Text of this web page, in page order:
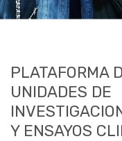
RRHH
ACCESO PERSONAL
PLATAFORMA
UNIDADES DE
Y ENSAYOS